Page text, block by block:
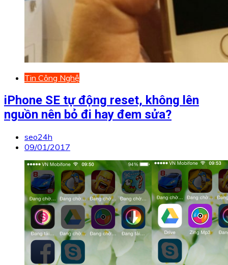
Tin Công Nghệ
iPhone SE tự động reset, không lên
nguồn nên bỏ đi hay đem sửa?
seo24h
09/01/2017